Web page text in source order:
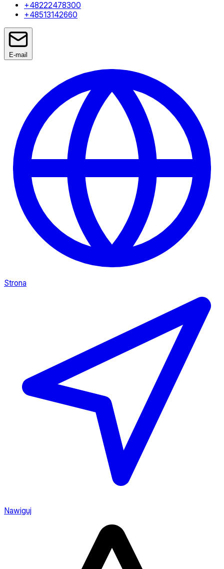
+48222478300
+48513142660
E-mail
Strona
Nawiguj